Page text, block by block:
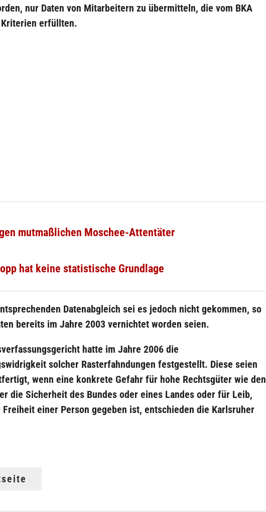
nur Daten von Mitarbeitern zu übermitteln, die vom BKA
erfüllten.
mutmaßlichen Moschee-Attentäter
hat keine statistische Grundlage
Datenabgleich sei es jedoch nicht gekommen, so
bereits im Jahre 2003 vernichtet worden seien.
hatte im Jahre 2006 die
solcher Rasterfahndungen festgestellt. Diese seien
wenn eine konkrete Gefahr für hohe Rechtsgüter wie den
die Sicherheit des Bundes oder eines Landes oder für Leib,
Freiheit einer Person gegeben ist, entschieden die Karlsruher